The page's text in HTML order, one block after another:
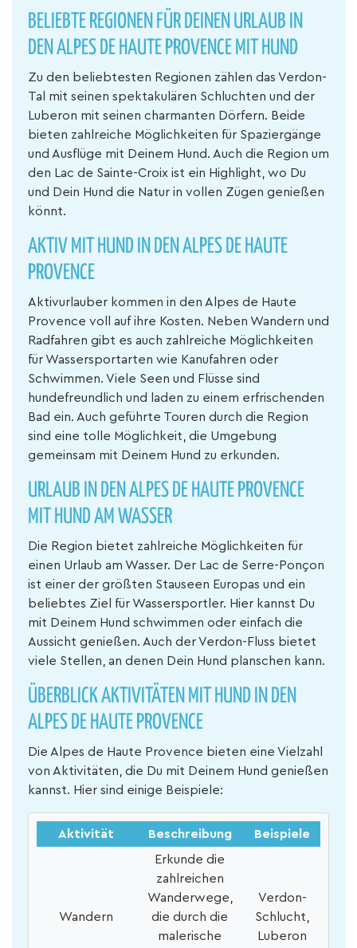
BELIEBTE REGIONEN FÜR DEINEN URLAUB IN
DEN ALPES DE HAUTE PROVENCE MIT HUND
Zu den beliebtesten Regionen zählen das Verdon-
Tal mit seinen spektakulären Schluchten und der
Luberon mit seinen charmanten Dörfern. Beide
bieten zahlreiche Möglichkeiten für Spaziergänge
und Ausflüge mit Deinem Hund. Auch die Region um
den Lac de Sainte-Croix ist ein Highlight, wo Du
und Dein Hund die Natur in vollen Zügen genießen
könnt.
AKTIV MIT HUND IN DEN ALPES DE HAUTE
PROVENCE
Aktivurlauber kommen in den Alpes de Haute
Provence voll auf ihre Kosten. Neben Wandern und
Radfahren gibt es auch zahlreiche Möglichkeiten
für Wassersportarten wie Kanufahren oder
Schwimmen. Viele Seen und Flüsse sind
hundefreundlich und laden zu einem erfrischenden
Bad ein. Auch geführte Touren durch die Region
sind eine tolle Möglichkeit, die Umgebung
gemeinsam mit Deinem Hund zu erkunden.
URLAUB IN DEN ALPES DE HAUTE PROVENCE
MIT HUND AM WASSER
Die Region bietet zahlreiche Möglichkeiten für
einen Urlaub am Wasser. Der Lac de Serre-Ponçon
ist einer der größten Stauseen Europas und ein
beliebtes Ziel für Wassersportler. Hier kannst Du
mit Deinem Hund schwimmen oder einfach die
Aussicht genießen. Auch der Verdon-Fluss bietet
viele Stellen, an denen Dein Hund planschen kann.
ÜBERBLICK AKTIVITÄTEN MIT HUND IN DEN
ALPES DE HAUTE PROVENCE
Die Alpes de Haute Provence bieten eine Vielzahl
von Aktivitäten, die Du mit Deinem Hund genießen
kannst. Hier sind einige Beispiele:
Aktivität Beschreibung Beispiele
Wandern
Erkunde die
zahlreichen
Wanderwege,
die durch die
malerische
Verdon-
Schlucht,
Luberon